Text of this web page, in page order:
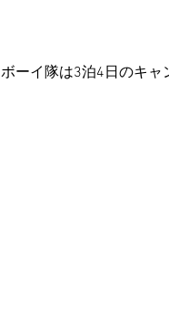
ボーイ隊は3泊4日のキャ